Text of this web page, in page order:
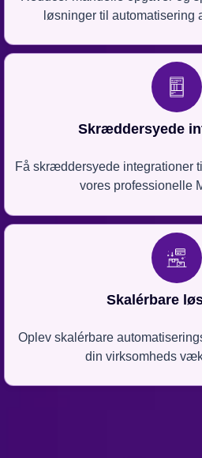
løsninger til automatisering
Skræddersyede
Få skræddersyede integrationer
vores professionelle
Skalérbare
Oplev skalérbare
din virksomheds